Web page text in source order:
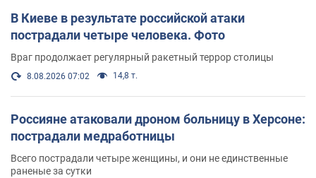
В Киеве в результате российской атаки
пострадали четыре человека. Фото
Враг продолжает регулярный ракетный террор столицы
8.08.2026 07:02 14,8 т.
Россияне атаковали дроном больницу в Херсоне:
пострадали медработницы
Всего пострадали четыре женщины, и они не единственные
раненые за сутки